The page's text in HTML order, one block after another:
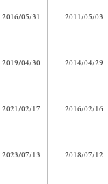
2011/05/03
2016/05/31
2014/04/29
2019/04/30
2016/02/16
2021/02/17
2018/07/12
2023/07/13